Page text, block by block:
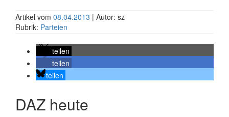
Artikel vom 08.04.2013 | Autor: sz
Rubrik: Parteien
teilen
teilen
teilen
DAZ heute